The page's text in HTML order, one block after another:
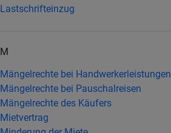
Lastschrifteinzug
M
Mängelrechte bei Handwerkerleistungen
Mängelrechte bei Pauschalreisen
Mängelrechte des Käufers
Mietvertrag